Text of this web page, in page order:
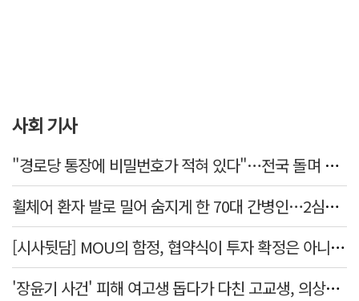
사회 기사
"경로당 통장에 비밀번호가 적혀 있다"…전국 돌며 경로당 13곳 턴 30대 구속
휠체어 환자 발로 밀어 숨지게 한 70대 간병인…2심도 집행유예
[시사뒷담] MOU의 함정, 협약식이 투자 확정은 아니긴 해
'장윤기 사건' 피해 여고생 돕다가 다친 고교생, 의상자 인정